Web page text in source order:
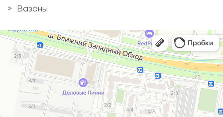
Вазоны